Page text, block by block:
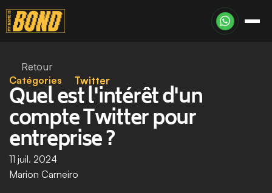
Retour
Catégories
Twitter
Quel est l'intérêt d'un
compte Twitter pour
entreprise ?
11 juil. 2024
Marion Carneiro